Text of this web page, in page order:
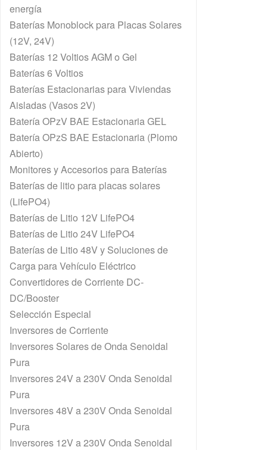
energía
Baterías Monoblock para Placas Solares
(12V, 24V)
Baterías 12 Voltios AGM o Gel
Baterías 6 Voltios
Baterías Estacionarias para Viviendas
Aisladas (Vasos 2V)
Batería OPzV BAE Estacionaria GEL
Batería OPzS BAE Estacionaria (Plomo
Abierto)
Monitores y Accesorios para Baterías
Baterías de litio para placas solares
(LifePO4)
Baterías de Litio 12V LifePO4
Baterías de Litio 24V LifePO4
Baterías de Litio 48V y Soluciones de
Carga para Vehículo Eléctrico
Convertidores de Corriente DC-
DC/Booster
Selección Especial
Inversores de Corriente
Inversores Solares de Onda Senoidal
Pura
Inversores 24V a 230V Onda Senoidal
Pura
Inversores 48V a 230V Onda Senoidal
Pura
Inversores 12V a 230V Onda Senoidal